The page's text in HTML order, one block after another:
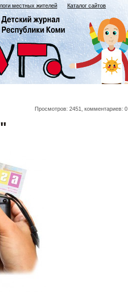
местных жителей Каталог сайтов
Просмотров: 2451, комментариев: 0